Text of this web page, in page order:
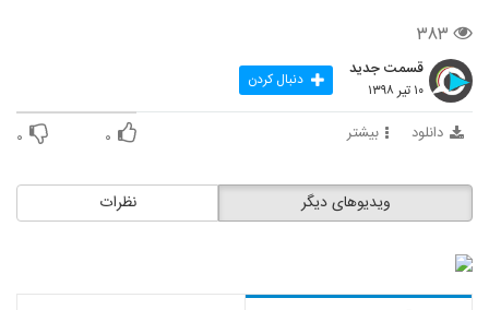
۳۸۳
قسمت جدید
۱۰ تیر ۱۳۹۸ دنبال کردن
دانلود بیشتر ۰ ۰
نظرات ویدیوهای دیگر